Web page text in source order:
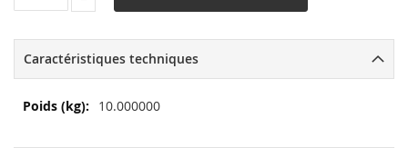
Caractéristiques techniques
Plus
10.000000